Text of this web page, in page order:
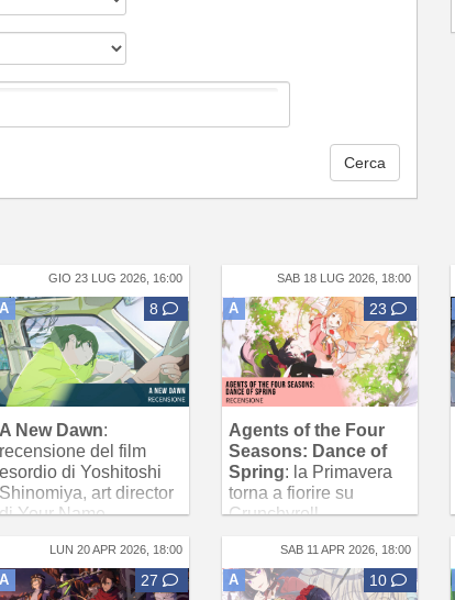
Cerca
GIO 23 LUG 2026, 16:00
A 8
A New Dawn:
recensione del film
esordio di Yoshitoshi
Shinomiya, art director
di Your Name
SAB 18 LUG 2026, 18:00
A 23
Agents of the Four
Seasons: Dance of
Spring: la Primavera
torna a fiorire su
Crunchyroll
LUN 20 APR 2026, 18:00
A 27
SAB 11 APR 2026, 18:00
A 10